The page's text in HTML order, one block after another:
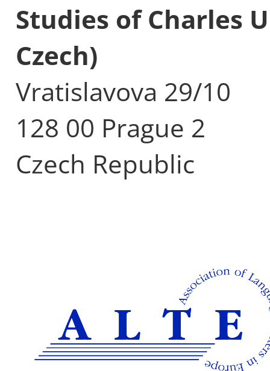
Studies of Charles
Czech)
Vratislavova 29/10
128 00 Prague 2
Czech Republic